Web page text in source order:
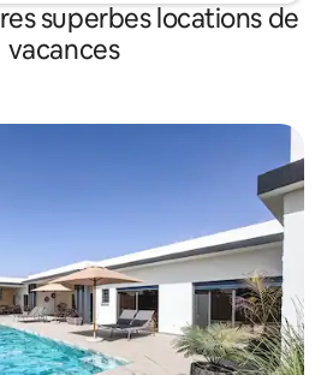
superbes locations de
vacances